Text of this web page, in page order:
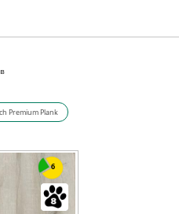
Premium Plank
6